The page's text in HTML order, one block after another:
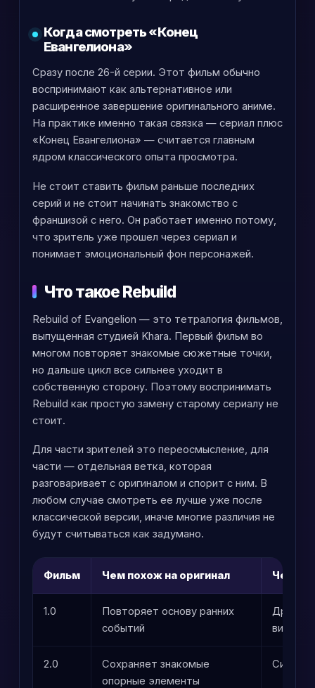
Когда смотреть «Конец
Евангелиона»
Сразу после 26-й серии. Этот фильм обычно
воспринимают как альтернативное или
расширенное завершение оригинального аниме.
На практике именно такая связка — сериал плюс
«Конец Евангелиона» — считается главным
ядром классического опыта просмотра.
Не стоит ставить фильм раньше последних
серий и не стоит начинать знакомство с
франшизой с него. Он работает именно потому,
что зритель уже прошел через сериал и
понимает эмоциональный фон персонажей.
Что такое Rebuild
Rebuild of Evangelion — это тетралогия фильмов,
выпущенная студией Khara. Первый фильм во
многом повторяет знакомые сюжетные точки,
но дальше цикл все сильнее уходит в
собственную сторону. Поэтому воспринимать
Rebuild как простую замену старому сериалу не
стоит.
Для части зрителей это переосмысление, для
части — отдельная ветка, которая
разговаривает с оригиналом и спорит с ним. В
любом случае смотреть ее лучше уже после
классической версии, иначе многие различия не
будут считываться как задумано.
Фильм Чем похож на оригинал Чем
1.0
Повторяет основу ранних
событий
Другой
2.0
Сохраняет знакомые
опорные элементы